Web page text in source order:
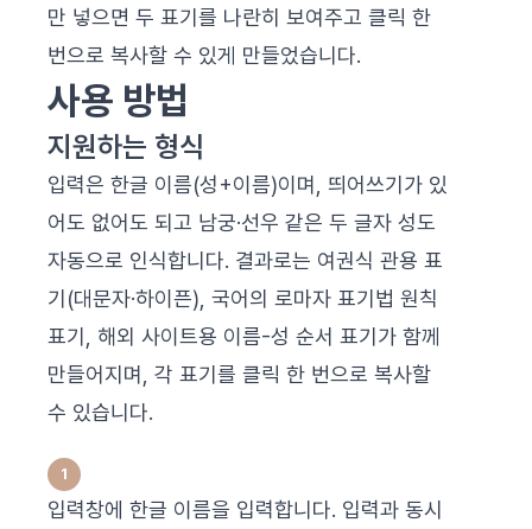
만 넣으면 두 표기를 나란히 보여주고 클릭 한
번으로 복사할 수 있게 만들었습니다.
사용 방법
지원하는 형식
입력은 한글 이름(성+이름)이며, 띄어쓰기가 있
어도 없어도 되고 남궁·선우 같은 두 글자 성도
자동으로 인식합니다. 결과로는 여권식 관용 표
기(대문자·하이픈), 국어의 로마자 표기법 원칙
표기, 해외 사이트용 이름-성 순서 표기가 함께
만들어지며, 각 표기를 클릭 한 번으로 복사할
수 있습니다.
입력창에 한글 이름을 입력합니다. 입력과 동시